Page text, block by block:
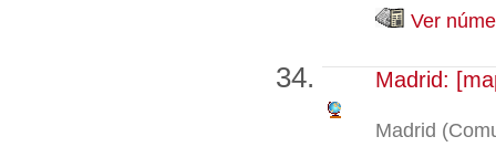
Ver
Madrid:
Madrid